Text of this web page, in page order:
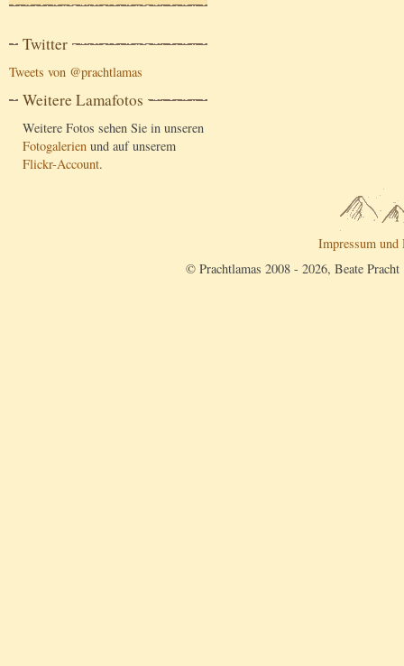
Twitter
Tweets von @prachtlamas
Weitere Lamafotos
Weitere Fotos sehen Sie in unseren
Fotogalerien und auf unserem
Flickr-Account.
Impressum und
© Prachtlamas 2008 - 2026, Beate Pracht